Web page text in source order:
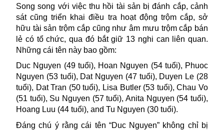
Song song với việc thu hồi tài sản bị đánh cắp, cảnh
sátcũng triển khai điều tra hoạt động trộm cắp, sở
hữu tài sản trộm cắp cũng như âm mưu trộm cắp bán
lẻ có tổ chức, qua đó bắt giữ 13 nghi can liên quan.
Những cái tên này bao gồm:
Duc Nguyen (49 tuổi), Hoan Nguyen (54 tuổi), Phuoc
Nguyen (53 tuổi), Dat Nguyen (47 tuổi), Duyen Le (28
tuổi), Dat Tran (50 tuổi), Lisa Butler (53 tuổi), Chau Vo
(51 tuổi), Su Nguyen (57 tuổi), Anita Nguyen (54 tuổi),
Hoang Luu (44 tuổi), and Tu Nguyen (30 tuổi).
Đáng chú ý rằng cái tên “Duc Nguyen” không chỉ bị